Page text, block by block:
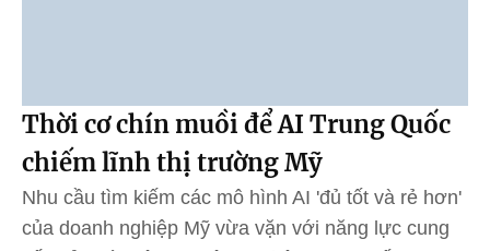
Thời cơ chín muồi để AI Trung Quốc
chiếm lĩnh thị trường Mỹ
Nhu cầu tìm kiếm các mô hình AI 'đủ tốt và rẻ hơn'
của doanh nghiệp Mỹ vừa vặn với năng lực cung